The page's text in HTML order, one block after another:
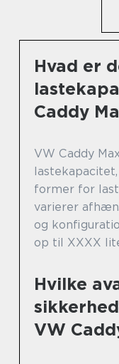
Hvad er
Caddy
VW Caddy
former for
varierer
og
op til XXXX
Hvilke
VW